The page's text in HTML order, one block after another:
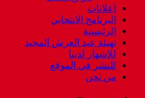
إعلانات
البرنامج الانتخابي
الرئيسية
تهنئة عيد العرش المجيد
للاشهار لدينا
للنشر في الموقع
من نحن